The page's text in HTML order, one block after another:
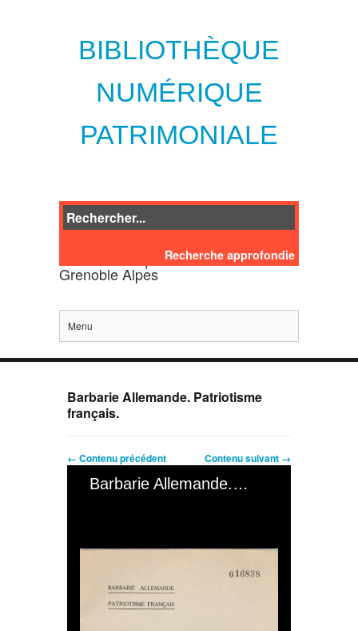
BIBLIOTHÈQUE
NUMÉRIQUE
PATRIMONIALE
des bibliothèques de l'Université
Grenoble Alpes
Recherche approfondie
Menu
Barbarie Allemande. Patriotisme
français.
← Contenu précédent Contenu suivant →